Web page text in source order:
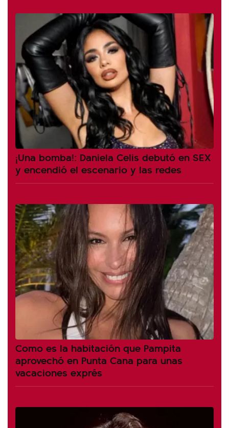
¡Una bomba!: Daniela Celis debutó en SEX
y encendió el escenario y las redes
Como es la habitación que Pampita
aprovechó en Punta Cana para unas
vacaciones exprés